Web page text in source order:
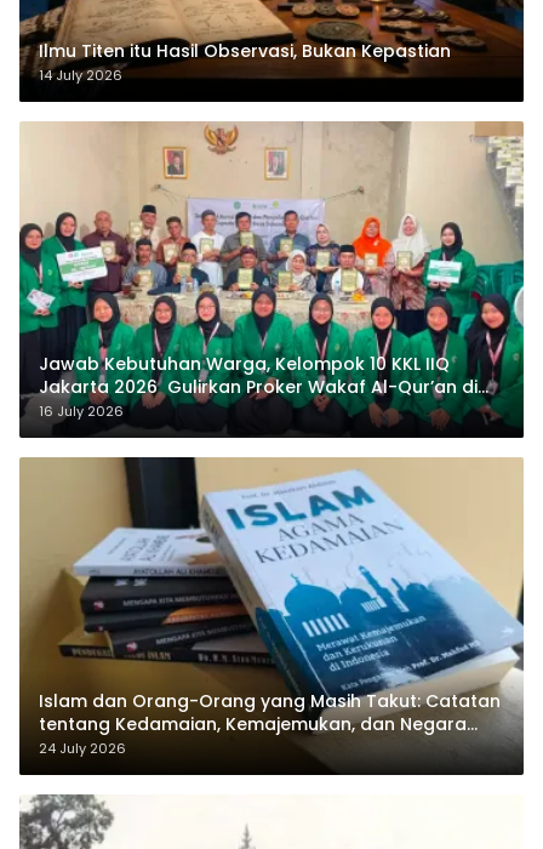
Ilmu Titen itu Hasil Observasi, Bukan Kepastian
14 July 2026
Jawab Kebutuhan Warga, Kelompok 10 KKL IIQ
Jakarta 2026 Gulirkan Proker Wakaf Al-Qur’an di
Sukamanah
16 July 2026
Islam dan Orang-Orang yang Masih Takut: Catatan
tentang Kedamaian, Kemajemukan, dan Negara
dalam Pemikiran Masykuri Abdillah
24 July 2026